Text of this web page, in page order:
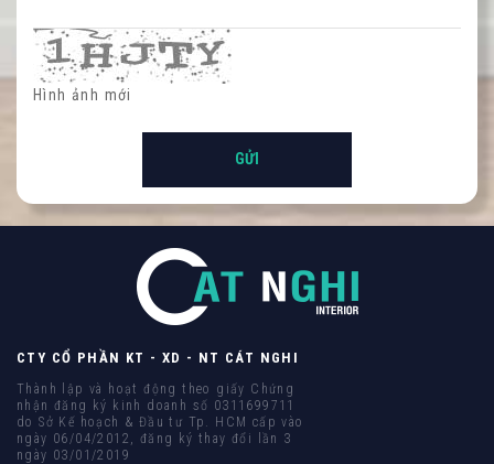
Hình ảnh mới
CTY CỔ PHẦN KT - XD - NT CÁT NGHI
Thành lập và hoạt động theo giấy Chứng
nhận đăng ký kinh doanh số 0311699711
do Sở Kế hoạch & Đầu tư Tp. HCM cấp vào
ngày 06/04/2012, đăng ký thay đổi lần 3
ngày 03/01/2019